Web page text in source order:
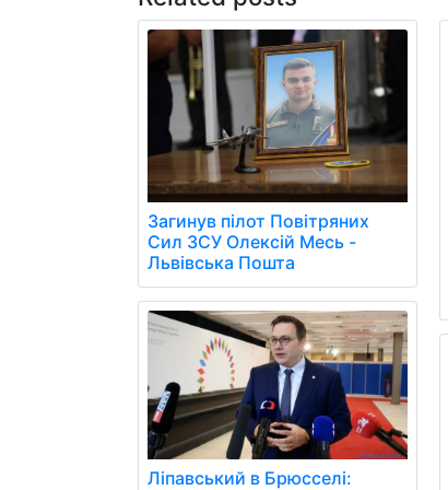
Загинув пілот Повітряних
Сил ЗСУ Олексій Месь -
Львівська Пошта
Ліпавський в Брюсселі: